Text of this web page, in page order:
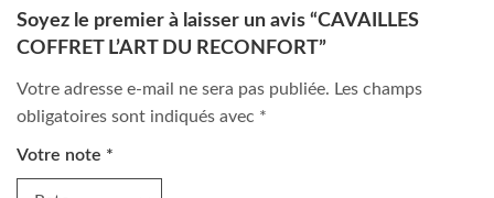
Soyez le premier à laisser un avis “CAVAILLES
COFFRET L’ART DU RECONFORT”
Votre adresse e-mail ne sera pas publiée. Les champs
obligatoires sont indiqués avec *
Votre note *